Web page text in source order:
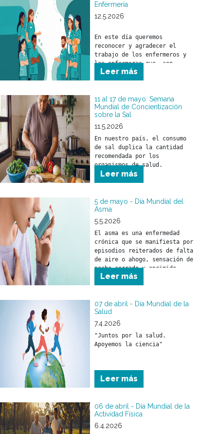
Enfermería
12.5.2026
En este día queremos
reconocer y agradecer el
trabajo de los enfermeros y
las enfermeras que, con
responsabilidad, compromiso y
profesionalismo, brindan
beneficiarios.
A quienes forman parte de
nuestros equipos de salud,
reconocimiento por la tarea
esencial que desarrollan cada
día.
Leer más
11 al 17 de mayo: Semana
Mundial de Concientización
sobre la Sal
11.5.2026
En nuestro país, el consumo
de sal duplica la cantidad
recomendada por los
organismos de salud.
Leer más
5 de mayo - Día Mundial del
Asma
5.5.2026
El asma es una enfermedad
crónica que se manifiesta por
episodios reiterados de falta
de aire o ahogo, sensación de
pecho cerrado u oprimido,
silbidos en el pecho
(sibilancias) o presencia de
obstrucción al paso del aire
por la vía respiratoria.
Leer más
07 de abril - Día Mundial de la
Salud
7.4.2026
"Juntos por la salud.
Leer más
06 de abril - Día Mundial de la
Actividad Física
6.4.2026